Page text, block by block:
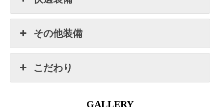
その他装備
こだわり
GALLERY